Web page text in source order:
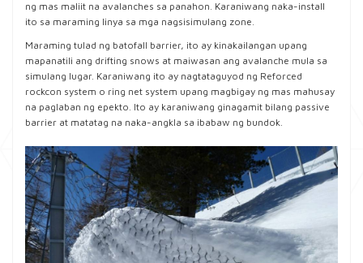
ng mas maliit na avalanches sa panahon. Karaniwang naka-install
ito sa maraming linya sa mga nagsisimulang zone.
Maraming tulad ng batofall barrier, ito ay kinakailangan upang
mapanatili ang drifting snows at maiwasan ang avalanche mula sa
simulang lugar. Karaniwang ito ay nagtataguyod ng Reforced
rockcon system o ring net system upang magbigay ng mas mahusay
na paglaban ng epekto. Ito ay karaniwang ginagamit bilang passive
barrier at matatag na naka-angkla sa ibabaw ng bundok.